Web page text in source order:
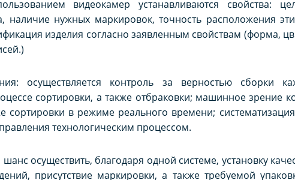
видеокамер устанавливаются свойства:
наличие нужных маркировок, точность расположения
изделия согласно заявленным свойствам (форма,
осуществляется контроль за верностью сборки
сортировки, а также отбраковки; машинное зрение
сортировки в режиме реального времени;
технологическим процессом.
осуществить, благодаря одной системе, установку
присутствие маркировки, а также требуемой